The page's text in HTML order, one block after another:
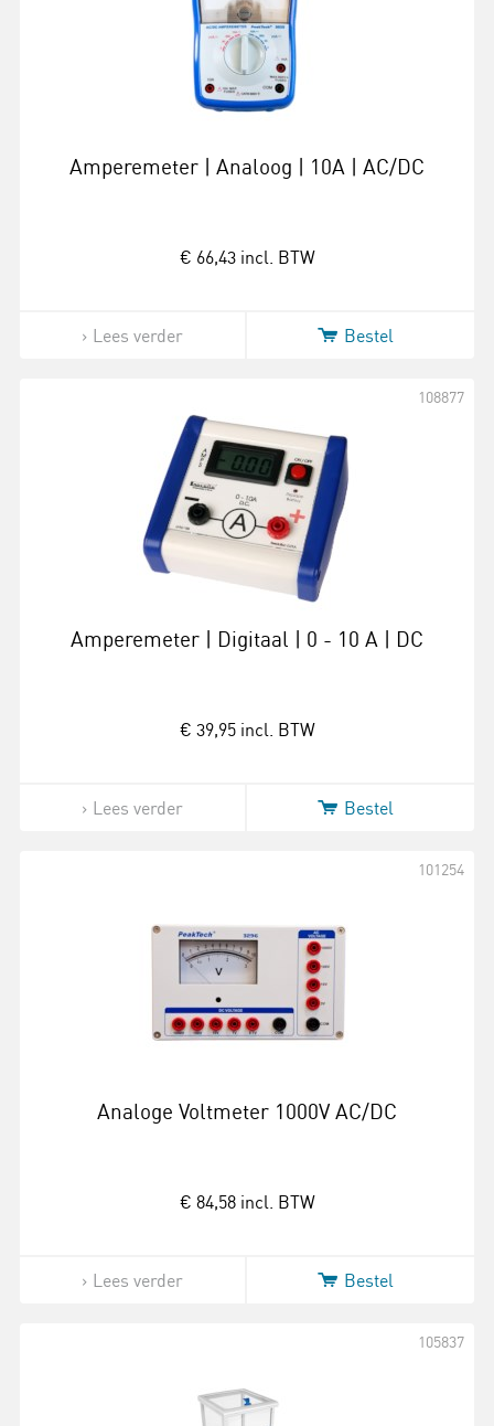
Amperemeter | Analoog | 10A | AC/DC
€ 66,43 incl. BTW
Lees verder Bestel
Amperemeter | Digitaal | 0 - 10 A | DC
108877
€ 39,95 incl. BTW
Lees verder Bestel
Analoge Voltmeter 1000V AC/DC
101254
€ 84,58 incl. BTW
Lees verder Bestel
105837